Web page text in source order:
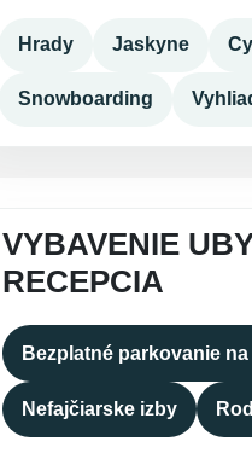
Hrady Jaskyne
Snowboarding
VYBAVENIE
RECEPCIA
Bezplatné parkovanie
Nefajčiarske izby